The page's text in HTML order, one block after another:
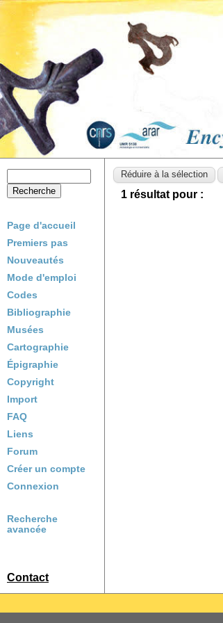
Page d'accueil
Premiers pas
Nouveautés
Mode d'emploi
Codes
Bibliographie
Musées
Cartographie
Épigraphie
Copyright
Import
FAQ
Liens
Forum
Créer un compte
Connexion
Recherche
avancée
Contact
1 résultat pour :